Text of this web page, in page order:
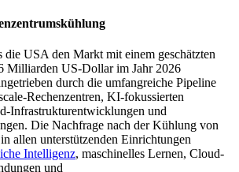
die USA den Markt mit einem geschätzten
Milliarden US-Dollar im Jahr 2026
durch die umfangreiche Pipeline
Rechenzentren, KI-fokussierten
Infrastrukturentwicklungen und
Die Nachfrage nach der Kühlung von
allen unterstützenden Einrichtungen
Intelligenz, maschinelles Lernen, Cloud-
und